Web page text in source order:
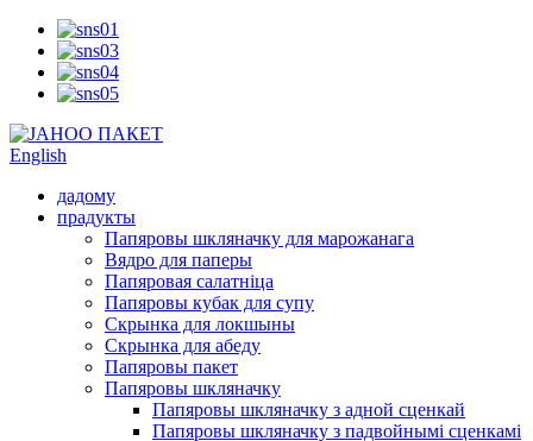
English
дадому
прадукты
Папяровы шкляначку для марожанага
Вядро для паперы
Папяровая салатніца
Папяровы кубак для супу
Скрынка для локшыны
Скрынка для абеду
Папяровы пакет
Папяровы шкляначку
Папяровы шкляначку з адной сценкай
Папяровы шкляначку з падвойнымі сценкамі